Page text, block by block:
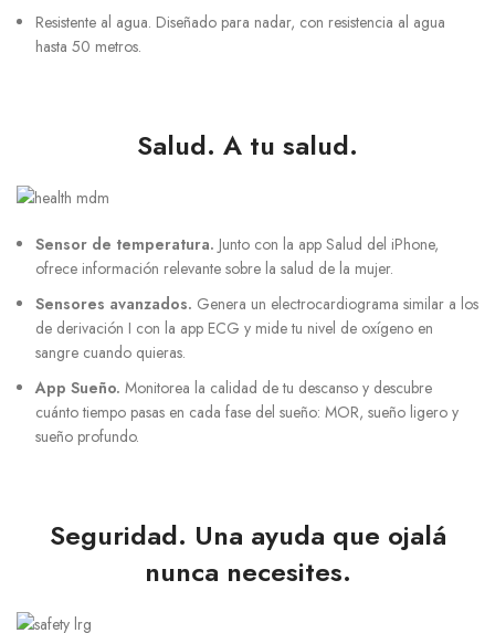
Resistente al agua. Diseñado para nadar, con resistencia al agua
hasta 50 metros.
Salud. A tu salud.
Sensor de temperatura. Junto con la app Salud del iPhone,
ofrece información relevante sobre la salud de la mujer.
Sensores avanzados. Genera un electrocardiograma similar a los
de derivación I con la app ECG y mide tu nivel de oxígeno en
sangre cuando quieras.
App Sueño. Monitorea la calidad de tu descanso y descubre
cuánto tiempo pasas en cada fase del sueño: MOR, sueño ligero y
sueño profundo.
Seguridad. Una ayuda que ojalá
nunca necesites.